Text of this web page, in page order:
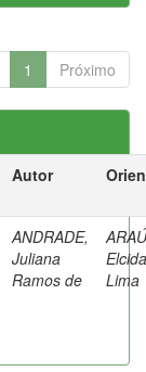
1 Próximo
Autor
ANDRADE,
Juliana
Ramos de
Lima